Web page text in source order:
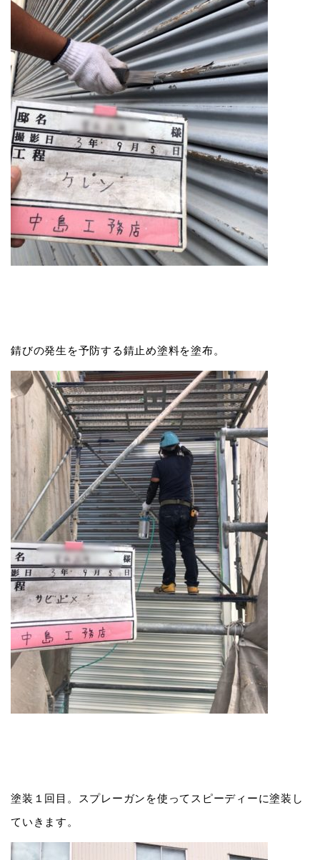
錆びの発生を予防する錆止め塗料を塗布。
塗装１回目。スプレーガンを使ってスピーディーに塗装し
ていきます。